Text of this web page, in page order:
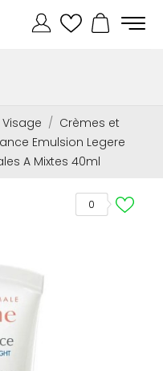
Visage
Crèmes et
Emulsion Legere
A Mixtes 40ml
0